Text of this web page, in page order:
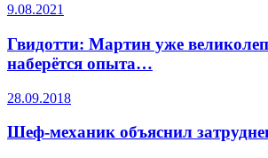
9.08.2021
Гвидотти: Мартин уже
наберётся опыта…
28.09.2018
Шеф-механик объяснил